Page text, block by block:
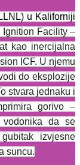
u Kaliforniji
Ignition Facility –
kao inercijalna
ICF. U njemu
do eksplozije
stvara jednaku i
gorivo –
vodonika da se
izvjesne
suncu.